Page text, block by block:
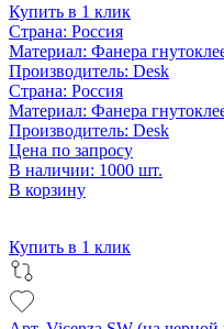
Купить в 1 клик
Страна: Россия
Материал: Фанера
Производитель: Desk
Страна: Россия
Материал: Фанера
Производитель: Desk
Цена по запросу
В наличии: 1000 шт.
В корзину
Купить в 1 клик